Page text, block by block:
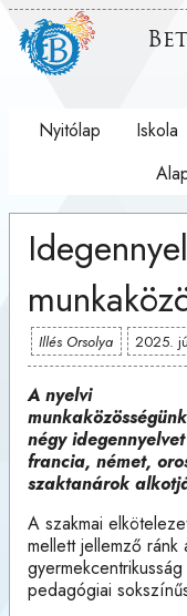
Nyitólap Iskola
Illés Orsolya 2025.
A nyelvi
négy
francia, német,
szaktanárok
A szakmai
mellett jellemző ránk
pedagógiai